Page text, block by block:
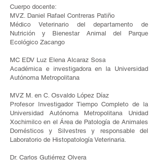
Cuerpo docente:
MVZ. Daniel Rafael Contreras Patiño
Médico Veterinario del departamento de
Nutrición y Bienestar Animal del Parque
Ecológico Zacango
MC EDV Luz Elena Alcaraz Sosa
Académica e investigadora en la Universidad
Autónoma Metropolitana
MVZ M. en C. Osvaldo López Díaz
Profesor Investigador Tiempo Completo de la
Universidad Autónoma Metropolitana Unidad
Xochimilco en el Área de Patología de Animales
Domésticos y Silvestres y responsable del
Laboratorio de Histopatología Veterinaria.
Dr. Carlos Gutiérrez Olvera